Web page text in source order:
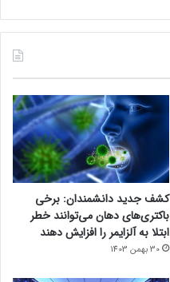
کشف جدید دانشمندان: برخی
باکتری‌های دهان می‌توانند خطر
ابتلا به آلزایمر را افزایش دهند
30 بهمن 1403